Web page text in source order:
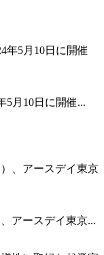
5月10日に開催...
アースデイ東京...